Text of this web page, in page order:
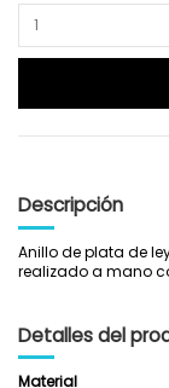
Descripción
Anillo de plata de
realizado a mano
Detalles del
Material